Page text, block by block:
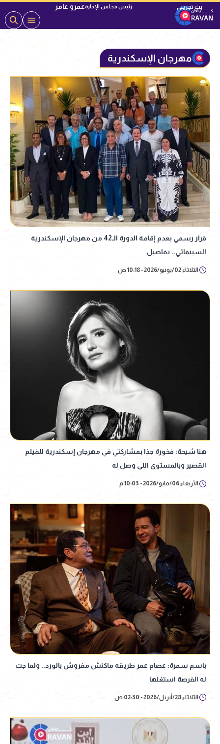
رئيس مجلس الإدارةعمرو عامر
مهرجان الإسكندرية
قرار رسمي بعدم إقامة الدورة الـ42 من مهرجان الإسكندرية
السينمائي.. تفاصيل
الثلاثاء 02/يونيو/2026 - 10:18 ص
هنا شيحة: فخورة جدًا بمشاركتي في مهرجان إسكندرية للفيلم
القصير وبالمستوى اللي وصل له
الأربعاء 06/مايو/2026 - 10:03 م
باسم سمرة: عصام عمر طريقه ماكنش مفروش بالورد.. ولما جت
له الفرصة استغلها
الثلاثاء 28/أبريل/2026 - 02:30 ص